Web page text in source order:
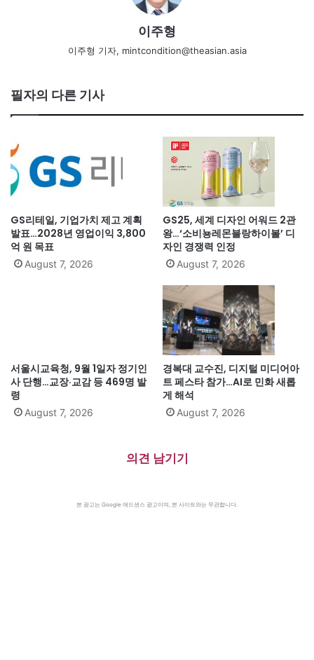
이주형
이주형 기자, mintcondition@theasian.asia
필자의 다른 기사
GS리테일, 기업가치 제고 계획
발표…2028년 영업이익 3,800
억 원 목표
August 7, 2026
GS25, 세계 디자인 어워드 2관
왕…‘소비뇽레몬블랑하이볼’ 디
자인 경쟁력 인정
August 7, 2026
서울시교육청, 9월 1일자 정기인
사 단행…교장·교감 등 469명 발
령
August 7, 2026
경복대 교수진, 디지털 미디어아
트 페스타 참가…AI로 민화 새롭
게 해석
August 7, 2026
의견 남기기
본 광고는 Google 애드센스 광고이며, 본 사이트와는 무관합니다.